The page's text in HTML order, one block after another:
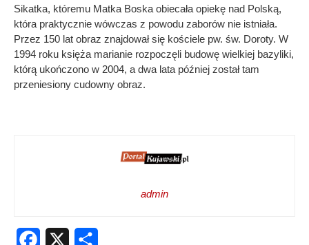
Sikatka, któremu Matka Boska obiecała opiekę nad Polską,
która praktycznie wówczas z powodu zaborów nie istniała.
Przez 150 lat obraz znajdował się kościele pw. św. Doroty. W
1994 roku księża marianie rozpoczęli budowę wielkiej bazyliki,
którą ukończono w 2004, a dwa lata później został tam
przeniesiony cudowny obraz.
admin
Facebook